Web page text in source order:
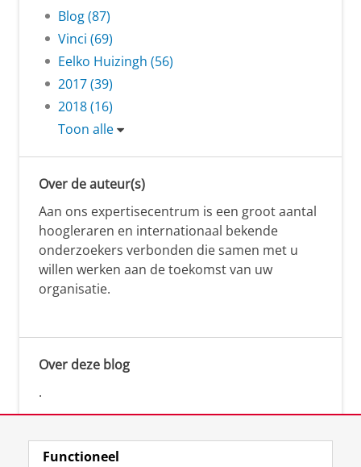
Blog (87)
Vinci (69)
Eelko Huizingh (56)
2017 (39)
2018 (16)
Toon alle
Over de auteur(s)
Aan ons expertisecentrum is een groot aantal
hoogleraren en internationaal bekende
onderzoekers verbonden die samen met u
willen werken aan de toekomst van uw
organisatie.
Over deze blog
.
Functioneel